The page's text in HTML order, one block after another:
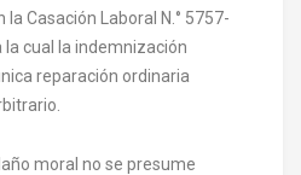
Casación Laboral N.° 5757-
cual la indemnización
reparación ordinaria
moral no se presume